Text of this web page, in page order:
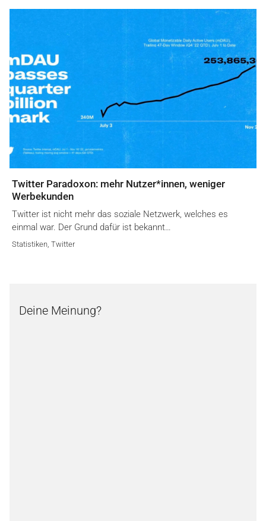
Twitter Paradoxon: mehr Nutzer*innen, weniger
Werbekunden
Twitter ist nicht mehr das soziale Netzwerk, welches es
einmal war. Der Grund dafür ist bekannt…
Statistiken, Twitter
Deine Meinung?